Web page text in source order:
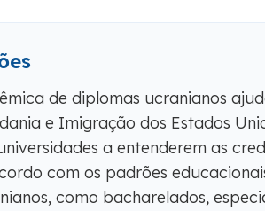
de diplomas ucranianos
e Imigração dos Estados
a entenderem as
com os padrões
como bacharelados,